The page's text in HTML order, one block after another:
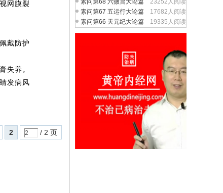
网膜裂
戴防护
失养。
发病风
2 / 2 页
23252人阅读
素问第68 六微旨大论篇
17682人阅读
素问第67 五运行大论篇
19335人阅读
素问第66 天元纪大论篇